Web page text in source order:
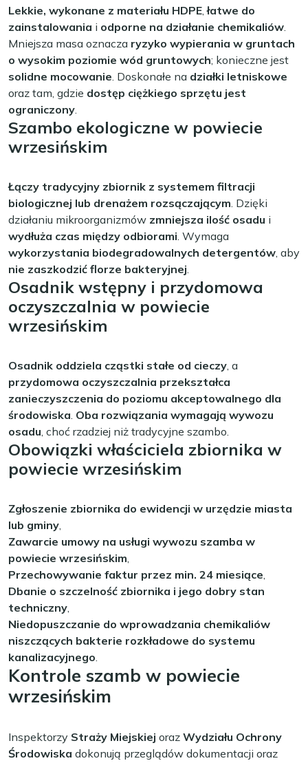
Lekkie, wykonane z materiału HDPE,łatwe do
zainstalowania i odporne na działanie chemikaliów.
Mniejsza masa oznacza ryzyko wypierania w gruntach
o wysokim poziomie wód gruntowych; konieczne jest
solidne mocowanie. Doskonałe na działki letniskowe
oraz tam, gdzie dostęp ciężkiego sprzętu jest
ograniczony.
Szambo ekologiczne w powiecie
wrzesińskim
Łączy tradycyjny zbiornik z systemem filtracji
biologicznej lub drenażem rozsączającym. Dzięki
działaniu mikroorganizmów zmniejsza ilość osadu i
wydłuża czas między odbiorami. Wymaga
wykorzystania biodegradowalnych detergentów, aby
nie zaszkodzić florze bakteryjnej.
Osadnik wstępny i przydomowa
oczyszczalnia w powiecie
wrzesińskim
Osadnik oddziela cząstki stałe od cieczy, a
przydomowa oczyszczalnia przekształca
zanieczyszczenia do poziomu akceptowalnego dla
środowiska. Oba rozwiązania wymagają wywozu
osadu, choć rzadziej niż tradycyjne szambo.
Obowiązki właściciela zbiornika w
powiecie wrzesińskim
Zgłoszenie zbiornika do ewidencji w urzędzie miasta
lub gminy,
Zawarcie umowy na usługi wywozu szamba w
powiecie wrzesińskim,
Przechowywanie faktur przez min. 24 miesiące,
Dbanie o szczelność zbiornika i jego dobry stan
techniczny,
Niedopuszczanie do wprowadzania chemikaliów
niszczących bakterie rozkładowe do systemu
kanalizacyjnego.
Kontrole szamb w powiecie
wrzesińskim
Inspektorzy Straży Miejskiej oraz Wydziału Ochrony
Środowiska dokonują przeglądów dokumentacji oraz